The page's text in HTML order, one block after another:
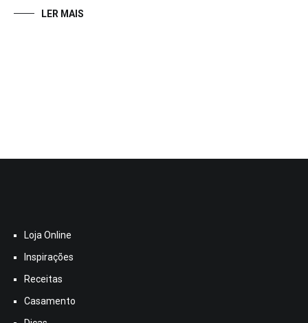
LER MAIS
Loja Online
Inspirações
Receitas
Casamento